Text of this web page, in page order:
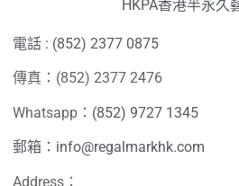
HKPA香港半永久
電話 : (852) 2377 0875
傳真：(852) 2377 2476
Whatsapp： (852) 9727 1345
郵箱：info@regalmarkhk.com
Address：